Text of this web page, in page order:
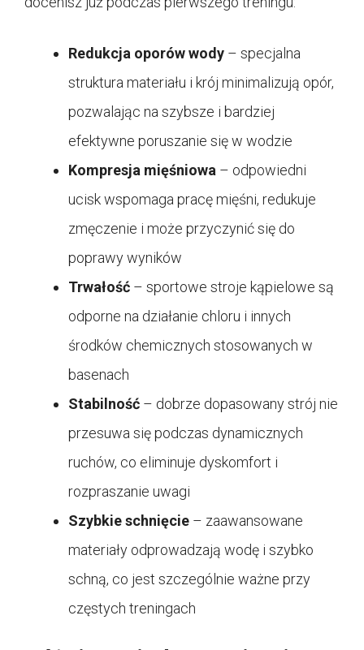
Redukcja oporów wody – specjalna
struktura materiału i krój minimalizują opór,
pozwalając na szybsze i bardziej
efektywne poruszanie się w wodzie
Kompresja mięśniowa – odpowiedni
ucisk wspomaga pracę mięśni, redukuje
zmęczenie i może przyczynić się do
poprawy wyników
Trwałość – sportowe stroje kąpielowe są
odporne na działanie chloru i innych
środków chemicznych stosowanych w
basenach
Stabilność – dobrze dopasowany strój nie
przesuwa się podczas dynamicznych
ruchów, co eliminuje dyskomfort i
rozpraszanie uwagi
Szybkie schnięcie – zaawansowane
materiały odprowadzają wodę i szybko
schną, co jest szczególnie ważne przy
częstych treningach